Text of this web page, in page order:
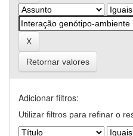
Retornar valores
Adicionar filtros:
Utilizar filtros para refinar o